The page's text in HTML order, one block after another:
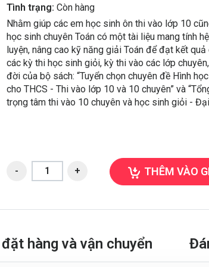
Tình trạng: Còn hàng
Nhằm giúp các em học sinh ôn thi vào lớp 10
học sinh chuyên Toán có một tài liệu mang tính
luyện, nâng cao kỹ năng giải Toán để đạt kết
các kỳ thi học sinh giỏi, kỳ thi vào các lớp
đời của bộ sách: “Tuyển chọn chuyên đề Hình
cho THCS - Thi vào lớp 10 và 10 chuyên” và
trọng tâm thi vào 10 chuyên và học sinh giỏi -
THÊM VÀO
hàng và vận chuyển